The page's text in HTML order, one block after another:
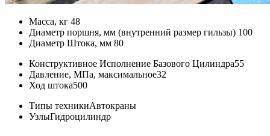
Масса, кг 48
Диаметр поршня, мм (внутренний размер гильзы) 100
Диаметр Штока, мм 80
Конструктивное Исполнение Базового Цилиндра55
Давление, МПа, максимальное32
Ход штока500
Типы техникиАвтокраны
УзлыГидроцилиндр